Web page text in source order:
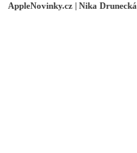
AppleNovinky.cz | Nika Drunecká